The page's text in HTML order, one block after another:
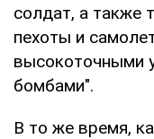
солдат, а также
пехоты и
высокоточными
бомбами".
В то же время,